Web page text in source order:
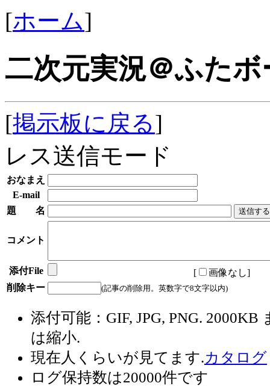
[ホーム]
二次元実況＠ふたボ
[掲示板に戻る]
レス送信モード
おなまえ
E-mail
題 名
コメント
添付File [ 画像なし]
削除キー
(記事の削除用。英数字で8文字以内)
添付可能：GIF, JPG, PNG. 2000KB
は縮小.
現在 人くらいが見てます.カタログ
ログ保持数は20000件です